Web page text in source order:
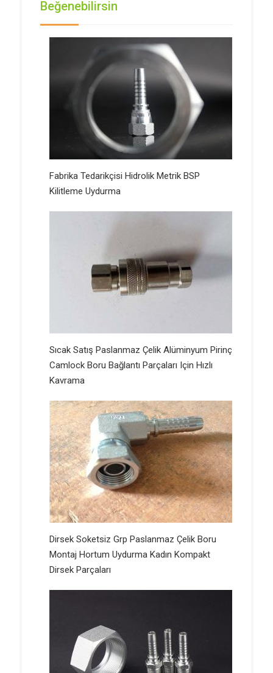
Beğenebilirsin
Fabrika Tedarikçisi Hidrolik Metrik BSP
Kilitleme Uydurma
Sıcak Satış Paslanmaz Çelik Alüminyum Pirinç
Camlock Boru Bağlantı Parçaları Için Hızlı
Kavrama
Dirsek Soketsiz Grp Paslanmaz Çelik Boru
Montaj Hortum Uydurma Kadın Kompakt
Dirsek Parçaları